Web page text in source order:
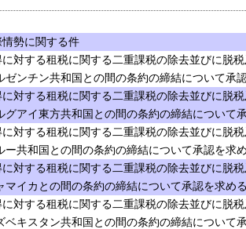
情勢に関する件
に対する租税に関する二重課税の除去並びに脱
ゼンチン共和国との間の条約の締結について承
に対する租税に関する二重課税の除去並びに脱
グアイ東方共和国との間の条約の締結について
に対する租税に関する二重課税の除去並びに脱
ー共和国との間の条約の締結について承認を求
に対する租税に関する二重課税の除去並びに脱
マイカとの間の条約の締結について承認を求め
に対する租税に関する二重課税の除去並びに脱
ベキスタン共和国との間の条約の締結について